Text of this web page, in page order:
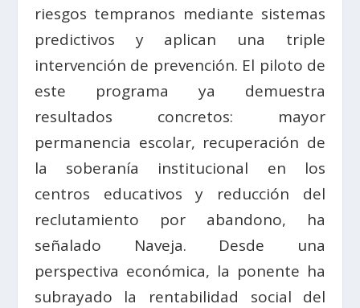
riesgos tempranos mediante sistemas
predictivos y aplican una triple
intervención de prevención. El piloto de
este programa ya demuestra
resultados concretos: mayor
permanencia escolar, recuperación de
la soberanía institucional en los
centros educativos y reducción del
reclutamiento por abandono, ha
señalado Naveja. Desde una
perspectiva económica, la ponente ha
subrayado la rentabilidad social del